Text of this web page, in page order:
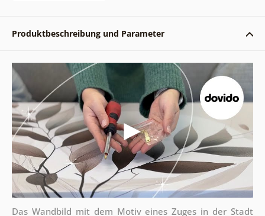
Produktbeschreibung und Parameter
Das Wandbild mit dem Motiv eines Zuges in der Stadt